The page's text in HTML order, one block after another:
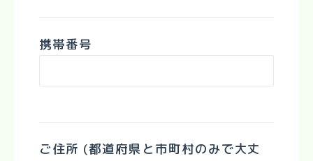
携帯番号
ご住所 (都道府県と市町村のみで大丈